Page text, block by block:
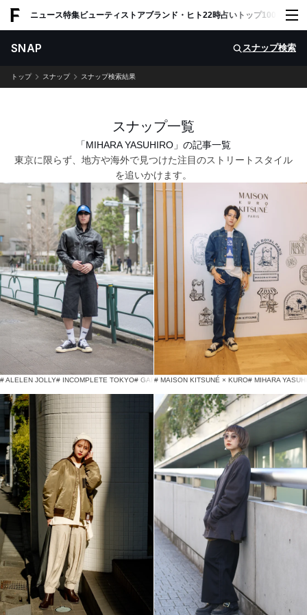
ニュース特集ビューティ ストアブランド・ヒト22時占い トップ100 スナッ
SNAP スナップ検索
トップ スナップ スナップ検索結果
スナップ一覧
「MIHARA YASUHIRO」の記事一覧
東京に限らず、地方や海外で見つけた注目のストリートスタイル
を追いかけます。
# ALELEN JOLLY# INCOMPLETE TOKYO# GAP# MAISON KITSUNÉ × KURO# MIHARA